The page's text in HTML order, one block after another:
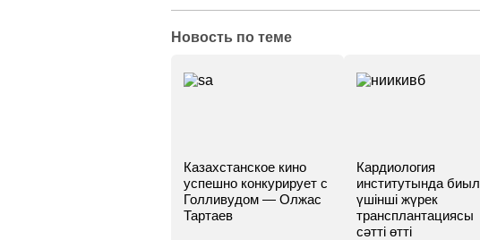
Новость по теме
Казахстанское кино
успешно конкурирует с
Голливудом — Олжас
Тартаев
Кардиология
институтында биыл
үшінші жүрек
трансплантациясы
сәтті өтті